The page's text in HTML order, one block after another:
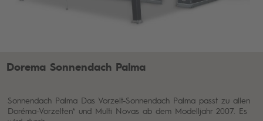
Dorema Sonnendach Palma
Sonnendach Palma Das Vorzelt-Sonnendach Palma passt zu allen
Doréma-Vorzelten* und Multi Novas ab dem Modelljahr 2007. Es